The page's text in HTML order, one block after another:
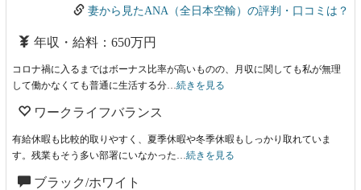
妻から見たANA（全日本空輸）の評判・口コミは？
年収・給料：650万円
コロナ禍に入るまではボーナス比率が高いものの、月収に関しても私が無理
して働かなくても普通に生活する分…続きを見る
ワークライフバランス
有給休暇も比較的取りやすく、夏季休暇や冬季休暇もしっかり取れていま
す。残業もそう多い部署にいなかった…続きを見る
ブラック/ホワイト